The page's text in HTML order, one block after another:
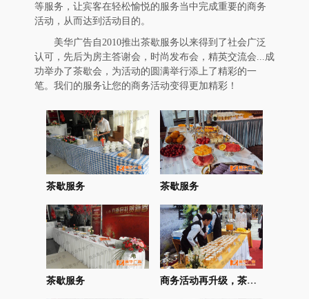
等服务，让宾客在轻松愉悦的服务当中完成重要的商务
活动，从而达到活动目的。
美华广告自2010推出茶歇服务以来得到了社会广泛
认可，先后为房主答谢会，时尚发布会，精英交流会...成
功举办了茶歇会，为活动的圆满举行添上了精彩的一
笔。我们的服务让您的商务活动变得更加精彩！
茶歇服务 茶歇服务
茶歇服务 商务活动再升级，茶歇不可少！